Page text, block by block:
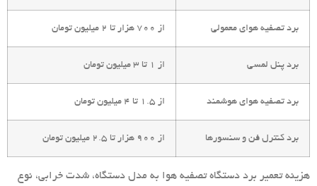
برد تصفیه هوای معمولی از 700 هزار تا 2 میلیون تومان
برد پنل لمسی از 1 تا 3 میلیون تومان
برد تصفیه هوای هوشمند از 1.5 تا 4 میلیون تومان
برد کنترل فن و سنسورها از 900 هزار تا 2.5 میلیون تومان
هزینه تعمیر برد دستگاه تصفیه هوا به مدل دستگاه، شدت خرابی، نوع